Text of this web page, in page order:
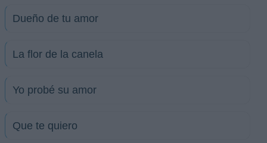
Dueño de tu amor
La flor de la canela
Yo probé su amor
Que te quiero